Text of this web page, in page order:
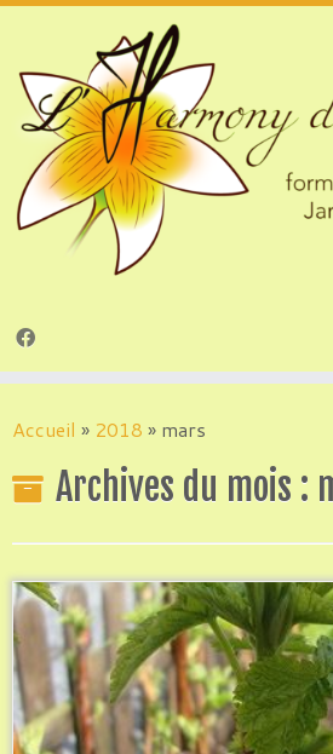
auAccueil » 2018 » mars
Archives du mois :